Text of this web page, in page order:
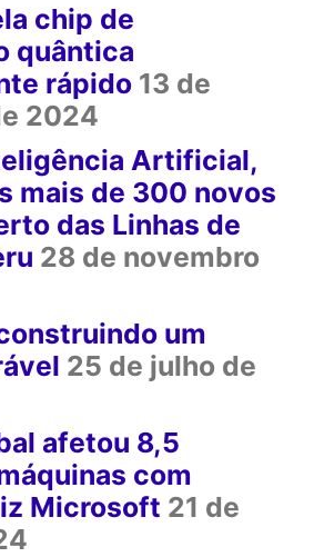
chip de
quântica
rápido 13 de
2024
Artificial,
mais de 300 novos
das Linhas de
28 de novembro
um
25 de julho de
afetou 8,5
com
Microsoft 21 de